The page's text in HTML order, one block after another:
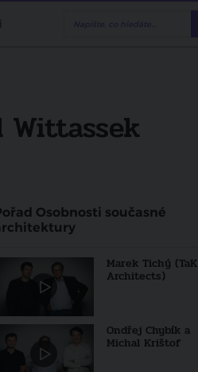
Osobnosti současné
Marek Tichý (TaK
Architects)
Ondřej Chybík a
Michal Krištof